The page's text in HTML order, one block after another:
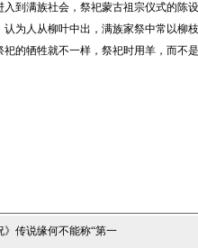
到满族社会，祭祀蒙古祖宗仪式的陈
为人从柳叶中出，满族家祭中常以柳
的牺牲就不一样，祭祀时用羊，而不是
》传说缘何不能称“第一